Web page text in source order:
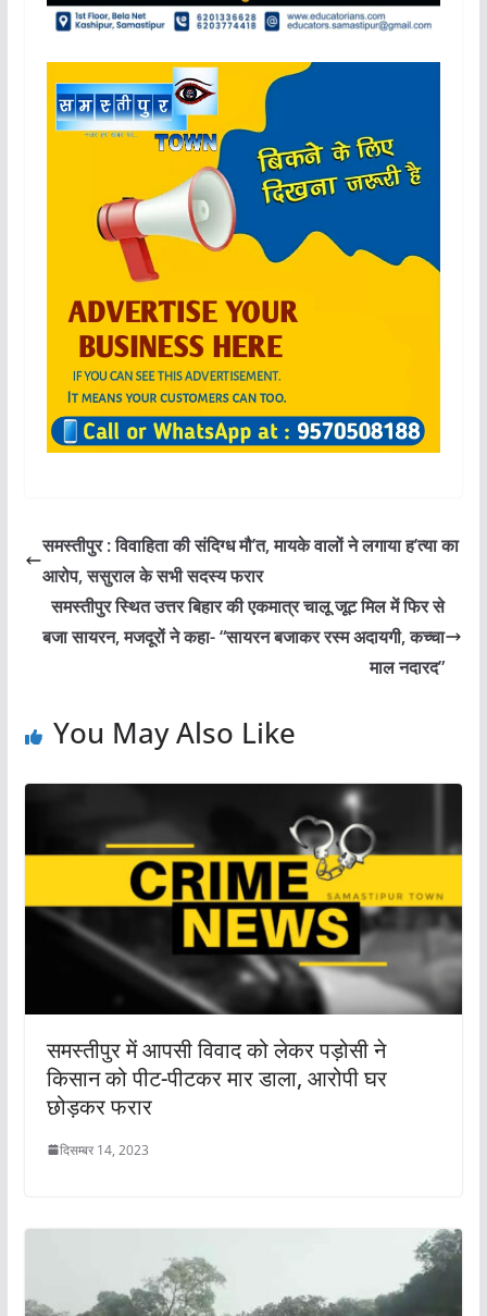
समस्तीपुर : विवाहिता की संदिग्ध मौ’त, मायके वालों ने लगाया ह’त्या का
आरोप, ससुराल के सभी सदस्य फरार
समस्तीपुर स्थित उत्तर बिहार की एकमात्र चालू जूट मिल में फिर से
बजा सायरन, मजदूरों ने कहा- “सायरन बजाकर रस्म अदायगी, कच्चा
माल नदारद”
You May Also Like
समस्तीपुर में आपसी विवाद को लेकर पड़ोसी ने
किसान को पीट-पीटकर मार डाला, आरोपी घर
छोड़कर फरार
दिसम्बर 14, 2023